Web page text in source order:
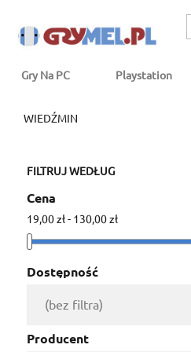
Gry Na PC Playstation
WIEDŹMIN
FILTRUJ WEDŁUG
Cena
19,00 zł - 130,00 zł
Dostępność
(bez filtra)
Producent